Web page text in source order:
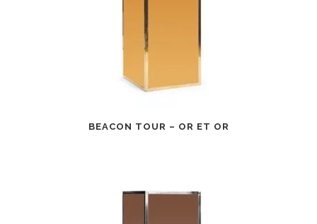
BEACON TOUR – OR ET OR